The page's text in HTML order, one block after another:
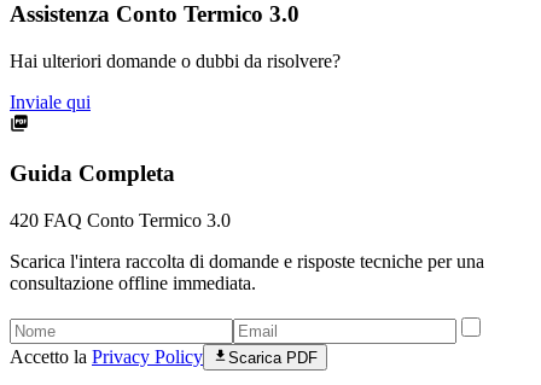
Assistenza Conto Termico 3.0
Hai ulteriori domande o dubbi da risolvere?
Inviale qui
Guida Completa
420 FAQ Conto Termico 3.0
Scarica l'intera raccolta di domande e risposte tecniche per una
consultazione offline immediata.
Accetto la Privacy Policy Scarica PDF